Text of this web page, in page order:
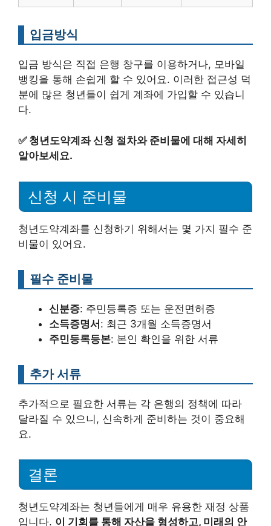
입금방식
입금 방식은 직접 은행 창구를 이용하거나, 모바일
뱅킹을 통해 손쉽게 할 수 있어요. 이러한 접근성 덕
분에 많은 청년들이 쉽게 계좌에 가입할 수 있습니
다.
✅ 청년도약계좌 신청 절차와 준비물에 대해 자세히
알아보세요.
신청 시 준비물
청년도약계좌를 신청하기 위해서는 몇 가지 필수 준
비물이 있어요.
필수 준비물
신분증: 주민등록증 또는 운전면허증
소득증명서: 최근 3개월 소득증명서
주민등록등본: 본인 확인을 위한 서류
추가 서류
추가적으로 필요한 서류는 각 은행의 정책에 따라
달라질 수 있으니, 신속하게 준비하는 것이 중요해
요.
결론
청년도약계좌는 청년들에게 매우 유용한 재정 상품
입니다. 이 기회를 통해 자산을 형성하고, 미래의 안